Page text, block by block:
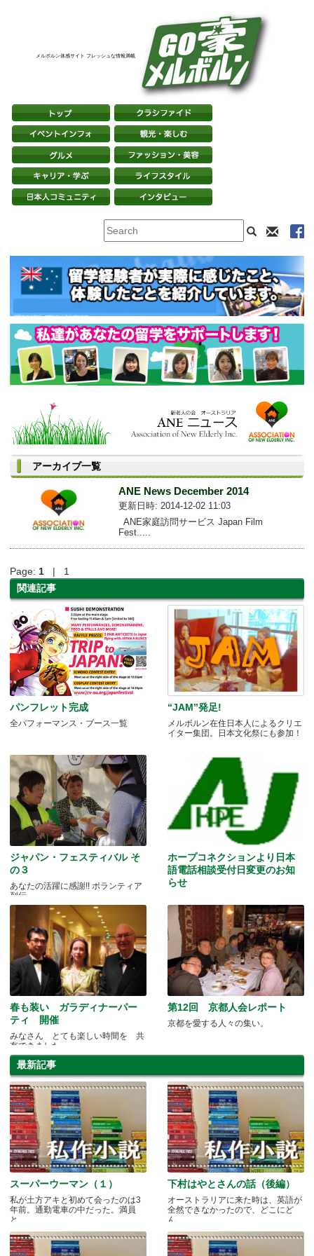
メルボルン体感サイト フレッシュな情報満載
アーカイブ一覧
ANE News December 2014
更新日時: 2014-12-02 11:03
ANE家庭訪問サービス Japan Film
Fest.....
Page: 1 | 1
関連記事
パンフレット完成
全パフォーマンス・ブース一覧
“JAM”発足!
メルボルン在住日本人によるクリエ
イター集団。日本文化祭にも参加！
ジャパン・フェスティバル そ
の３
あなたの活躍に感謝!! ボランティア
列伝
ホープコネクションより日本
語電話相談受付日変更のお知
らせ
春も装い ガラディナーパー
ティ 開催
みなさん とても楽しい時間を 共
有できました
第12回 京都人会レポート
京都を愛する人々の集い。
最新記事
スーパーウーマン（１）
私が土方アキと初めて会ったのは3
年前。通勤電車の中だった。満員
と.....
下村はやとさんの話（後編）
オーストラリアに来た時は、英語が
全然できなかったので、どこにど
ん.....